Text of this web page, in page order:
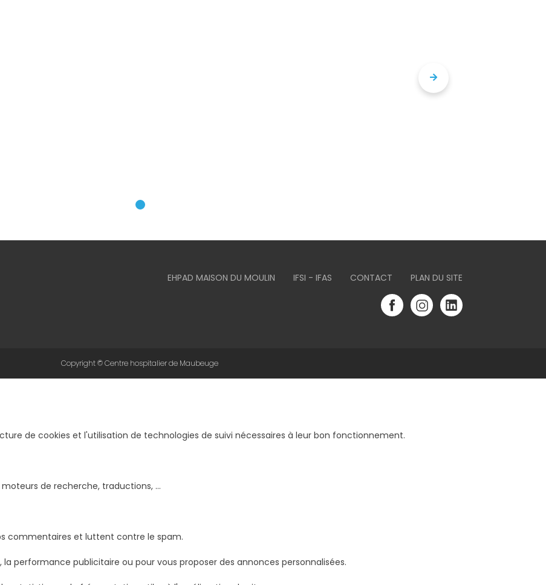
EHPAD MAISON DU MOULIN IFSI - IFAS CONTACT PLAN DU SITE
Copyright © Centre hospitalier de Maubeuge
de cookies et l'utilisation de technologies de suivi nécessaires à leur bon fonctionnement.
de recherche, traductions, ...
commentaires et luttent contre le spam.
performance publicitaire ou pour vous proposer des annonces personnalisées.